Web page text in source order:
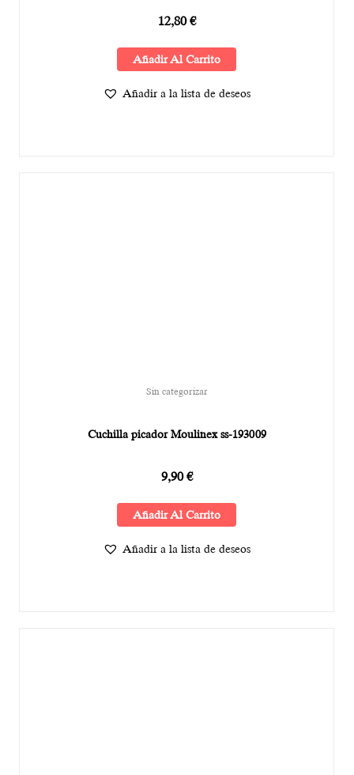
12,80€
Añadir Al Carrito
Añadir a la lista de deseos
Sin categorizar
Cuchilla picador Moulinex ss-193009
9,90€
Añadir Al Carrito
Añadir a la lista de deseos